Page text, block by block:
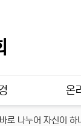
온
로 나누어 자신이